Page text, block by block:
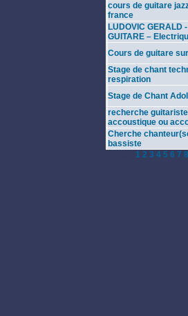
cours de guitare
france
LUDOVIC GERALD
GUITARE –
Cours de guitare
Stage de chant
respiration
Stage de Chant
recherche guitariste
accoustique ou
Cherche
bassiste
1 2 3 4 5 6 7 8